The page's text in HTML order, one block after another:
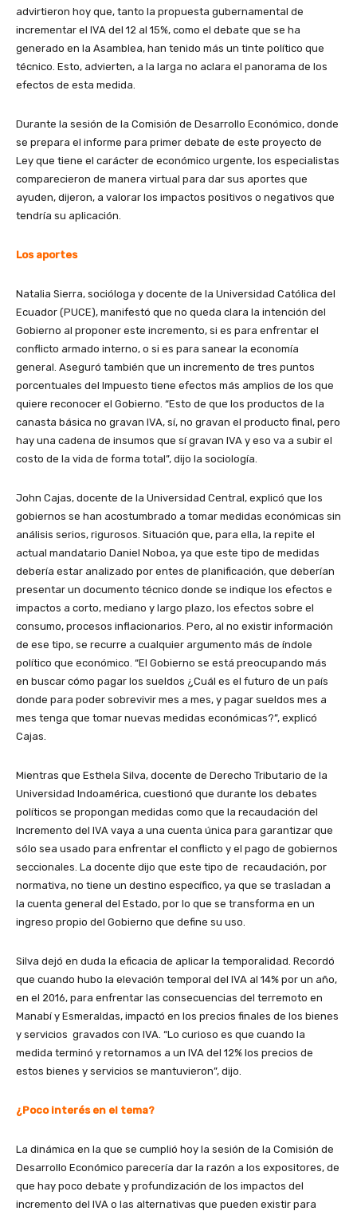
advirtieron hoy que, tanto la propuesta gubernamental de
incrementar el IVA del 12 al 15%, como el debate que se ha
generado en la Asamblea, han tenido más un tinte político que
técnico. Esto, advierten, a la larga no aclara el panorama de los
efectos de esta medida.
Durante la sesión de la Comisión de Desarrollo Económico, donde
se prepara el informe para primer debate de este proyecto de
Ley que tiene el carácter de económico urgente, los especialistas
comparecieron de manera virtual para dar sus aportes que
ayuden, dijeron, a valorar los impactos positivos o negativos que
tendría su aplicación.
Los aportes
Natalia Sierra, socióloga y docente de la Universidad Católica del
Ecuador (PUCE), manifestó que no queda clara la intención del
Gobierno al proponer este incremento, si es para enfrentar el
conflicto armado interno, o si es para sanear la economía
general. Aseguró también que un incremento de tres puntos
porcentuales del Impuesto tiene efectos más amplios de los que
quiere reconocer el Gobierno. “Esto de que los productos de la
canasta básica no gravan IVA, sí, no gravan el producto final, pero
hay una cadena de insumos que sí gravan IVA y eso va a subir el
costo de la vida de forma total”, dijo la sociología.
John Cajas, docente de la Universidad Central, explicó que los
gobiernos se han acostumbrado a tomar medidas económicas sin
análisis serios, rigurosos. Situación que, para ella, la repite el
actual mandatario Daniel Noboa, ya que este tipo de medidas
debería estar analizado por entes de planificación, que deberían
presentar un documento técnico donde se indique los efectos e
impactos a corto, mediano y largo plazo, los efectos sobre el
consumo, procesos inflacionarios. Pero, al no existir información
de ese tipo, se recurre a cualquier argumento más de índole
político que económico. “El Gobierno se está preocupando más
en buscar cómo pagar los sueldos ¿Cuál es el futuro de un país
donde para poder sobrevivir mes a mes, y pagar sueldos mes a
mes tenga que tomar nuevas medidas económicas?”, explicó
Cajas.
Mientras que Esthela Silva, docente de Derecho Tributario de la
Universidad Indoamérica, cuestionó que durante los debates
políticos se propongan medidas como que la recaudación del
Incremento del IVA vaya a una cuenta única para garantizar que
sólo sea usado para enfrentar el conflicto y el pago de gobiernos
seccionales. La docente dijo que este tipo de recaudación, por
normativa, no tiene un destino específico, ya que se trasladan a
la cuenta general del Estado, por lo que se transforma en un
ingreso propio del Gobierno que define su uso.
Silva dejó en duda la eficacia de aplicar la temporalidad. Recordó
que cuando hubo la elevación temporal del IVA al 14% por un año,
en el 2016, para enfrentar las consecuencias del terremoto en
Manabí y Esmeraldas, impactó en los precios finales de los bienes
y servicios gravados con IVA. “Lo curioso es que cuando la
medida terminó y retornamos a un IVA del 12% los precios de
estos bienes y servicios se mantuvieron”, dijo.
¿Poco interés en el tema?
La dinámica en la que se cumplió hoy la sesión de la Comisión de
Desarrollo Económico parecería dar la razón a los expositores, de
que hay poco debate y profundización de los impactos del
incremento del IVA o las alternativas que pueden existir para